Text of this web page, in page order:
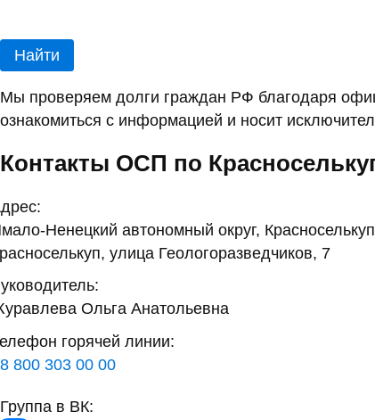
Найти
Мы проверяем долги граждан РФ благодаря
ознакомиться с информацией и носит
Контакты ОСП по
Ненецкий автономный округ,
улица Геологоразведчиков, 7
Ольга Анатольевна
горячей линии:
8 800 303 00 00
Группа в ВК: